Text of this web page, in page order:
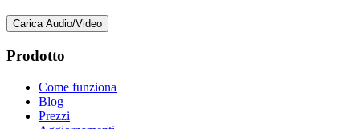
Carica Audio/Video
Prodotto
Come funziona
Blog
Prezzi